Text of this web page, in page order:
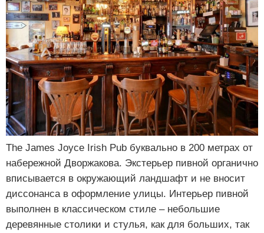
The James Joyce Irish Pub буквально в 200 метрах от
набережной Дворжакова. Экстерьер пивной органично
вписывается в окружающий ландшафт и не вносит
диссонанса в оформление улицы. Интерьер пивной
выполнен в классическом стиле – небольшие
деревянные столики и стулья, как для больших, так